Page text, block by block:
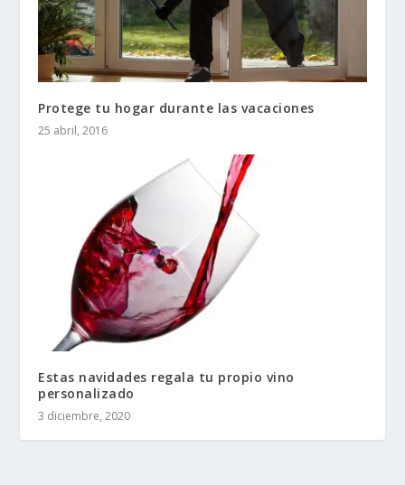
Protege tu hogar durante las vacaciones
25 abril, 2016
Estas navidades regala tu propio vino
personalizado
3 diciembre, 2020